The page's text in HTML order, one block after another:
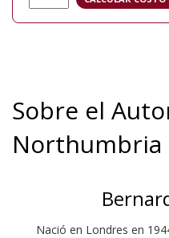
Sobre el
Northumbria
Nació en Londres en